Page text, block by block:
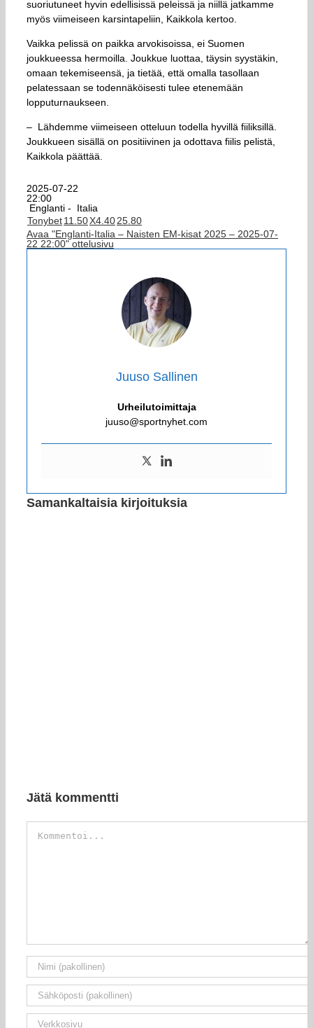
suoriutuneet hyvin edellisissä peleissä ja niillä jatkamme
myös viimeiseen karsintapeliin, Kaikkola kertoo.
Vaikka pelissä on paikka arvokisoissa, ei Suomen
joukkueessa hermoilla. Joukkue luottaa, täysin syystäkin,
omaan tekemiseensä, ja tietää, että omalla tasollaan
pelatessaan se todennäköisesti tulee etenemään
lopputurnaukseen.
– Lähdemme viimeiseen otteluun todella hyvillä fiiliksillä.
Joukkueen sisällä on positiivinen ja odottava fiilis pelistä,
Kaikkola päättää.
2025-07-22
22:00
Englanti -
Italia
Tonybet11.50X4.4025.80
Avaa "Englanti-Italia – Naisten EM-kisat 2025 – 2025-07-
22 22:00" ottelusivu
Juuso Sallinen
Urheilutoimittaja
juuso@sportnyhet.com
Samankaltaisia kirjoituksia
Jätä kommentti